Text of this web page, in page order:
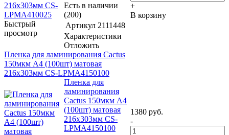
Быстрый
просмотр
Есть в наличии
(200)
Артикул 2111448
Характеристики
Отложить
+
В корзину
Пленка для ламинирования Cactus
150мкм A4 (100шт) матовая
216x303мм CS-LPMА4150100
Пленка для
ламинирования
Cactus 150мкм A4
(100шт) матовая
216x303мм CS-
LPMА4150100
1380 руб.
-